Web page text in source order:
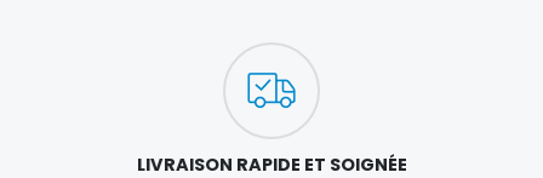
LIVRAISON RAPIDE ET SOIGNÉE